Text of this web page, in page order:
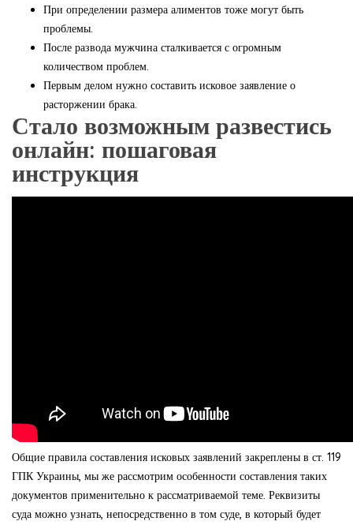
При определении размера алиментов тоже могут быть
проблемы.
После развода мужчина сталкивается с огромным
количеством проблем.
Первым делом нужно составить исковое заявление о
расторжении брака.
Стало возможным развестись
онлайн: пошаговая
инструкция
Общие правила составления исковых заявлений закреплены в ст. 119
ГПК Украины, мы же рассмотрим особенности составления таких
документов применительно к рассматриваемой теме. Реквизиты
суда можно узнать, непосредственно в том суде, в который будет